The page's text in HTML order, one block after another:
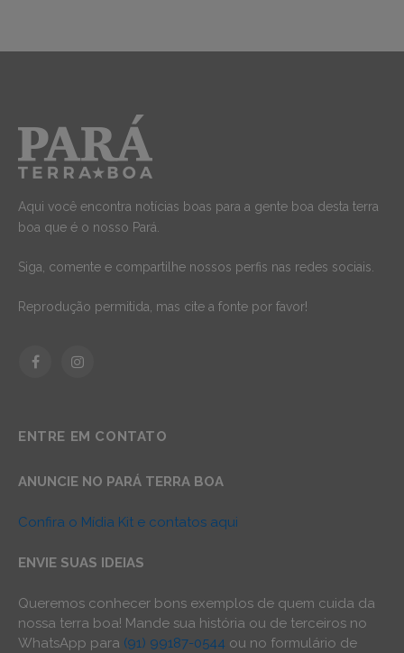
Aqui você encontra notícias boas para a gente boa desta terra
boa que é o nosso Pará.
Siga, comente e compartilhe nossos perfis nas redes sociais.
Reprodução permitida, mas cite a fonte por favor!
FacebookInstagram
ENTRE EM CONTATO
ANUNCIE NO PARÁ TERRA BOA
Confira o Mídia Kit e contatos aqui
ENVIE SUAS IDEIAS
Queremos conhecer bons exemplos de quem cuida da
nossa terra boa! Mande sua história ou de terceiros no
WhatsApp para (91) 99187-0544 ou no formulário de